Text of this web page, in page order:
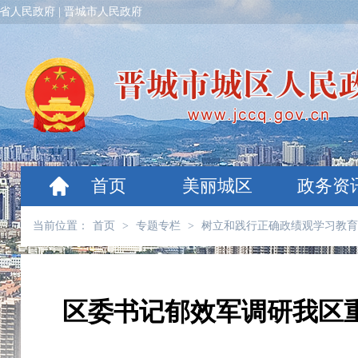
人民政府 晋城市人民政府
首页 美丽城区 政务资
当前位置： 首页 > 专题专栏 > 树立和践行正确政绩观学习教育
区委书记郁效军调研我